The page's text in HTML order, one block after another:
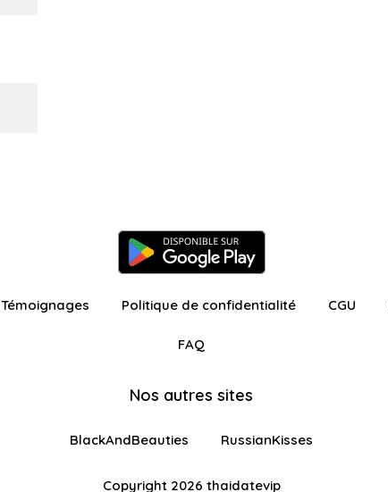
Témoignages Politique de confidentialité CGU
FAQ
Nos autres sites
BlackAndBeauties RussianKisses
Copyright 2026 thaidatevip